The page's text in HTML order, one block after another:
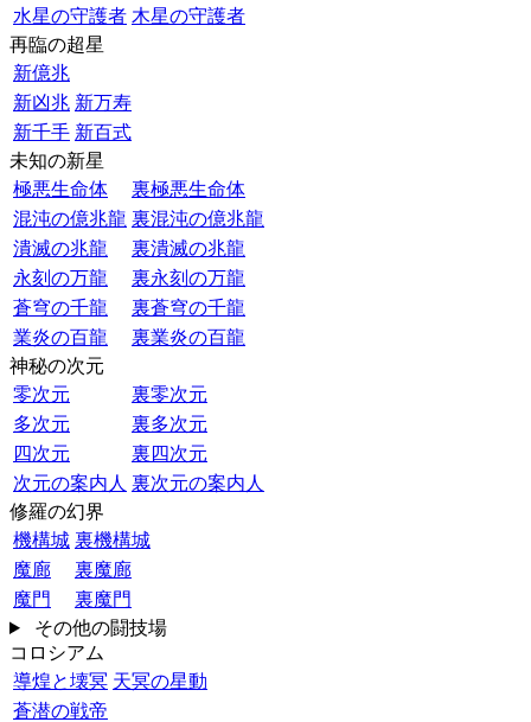
水星の守護者 木星の守護者
再臨の超星
新億兆
新凶兆 新万寿
新千手 新百式
未知の新星
極悪生命体
裏極悪生命体
混沌の億兆龍 裏混沌の億兆龍
潰滅の兆龍
裏潰滅の兆龍
永刻の万龍
裏永刻の万龍
蒼穹の千龍
裏蒼穹の千龍
業炎の百龍
裏業炎の百龍
神秘の次元
零次元
裏零次元
多次元
裏多次元
四次元
裏四次元
次元の案内人 裏次元の案内人
修羅の幻界
機構城 裏機構城
魔廊
裏魔廊
魔門
裏魔門
その他の闘技場
コロシアム
導煌と壊冥 天冥の星動
蒼潜の戦帝